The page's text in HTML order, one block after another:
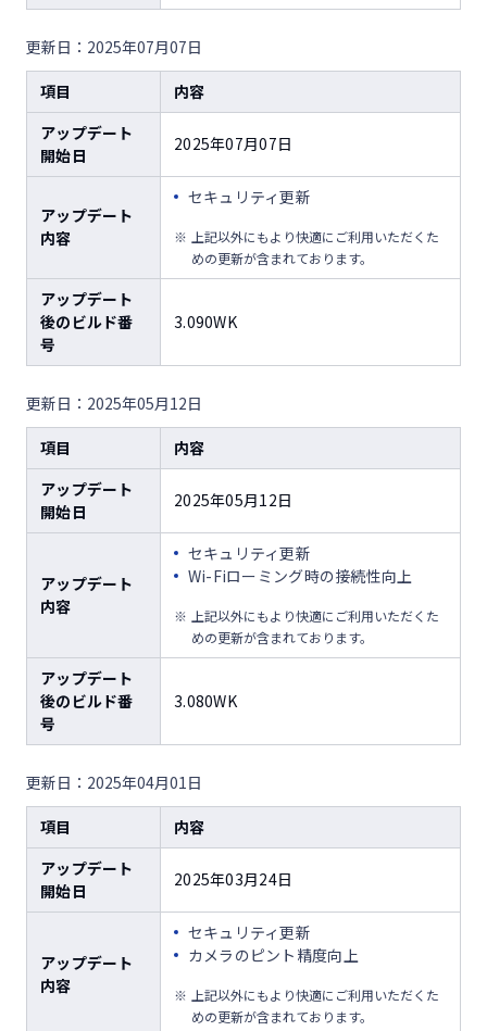
更新日：2025年07月07日
項目
内容
アップデート
開始日
2025年07月07日
アップデート
内容
セキュリティ更新
上記以外にもより快適にご利用いただくた
めの更新が含まれております。
アップデート
後のビルド番
号
3.090WK
更新日：2025年05月12日
項目
内容
アップデート
開始日
2025年05月12日
アップデート
内容
セキュリティ更新
Wi-Fiローミング時の接続性向上
上記以外にもより快適にご利用いただくた
めの更新が含まれております。
アップデート
後のビルド番
号
3.080WK
更新日：2025年04月01日
項目
内容
アップデート
開始日
2025年03月24日
アップデート
内容
セキュリティ更新
カメラのピント精度向上
上記以外にもより快適にご利用いただくた
めの更新が含まれております。